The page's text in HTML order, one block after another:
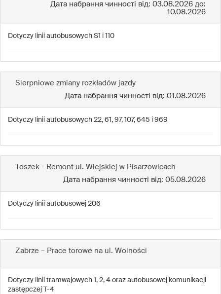
Дата набрання чинності від: 03.08.2026 до:
10.08.2026
Dotyczy linii autobusowych S1 i 110
Sierpniowe zmiany rozkładów jazdy
Дата набрання чинності від: 01.08.2026
Dotyczy linii autobusowych 22, 61, 97, 107, 645 i 969
Toszek - Remont ul. Wiejskiej w Pisarzowicach
Дата набрання чинності від: 05.08.2026
Dotyczy linii autobusowej 206
Zabrze – Prace torowe na ul. Wolności
Dotyczy linii tramwajowych 1, 2, 4 oraz autobusowej komunikacji
zastępczej T-4